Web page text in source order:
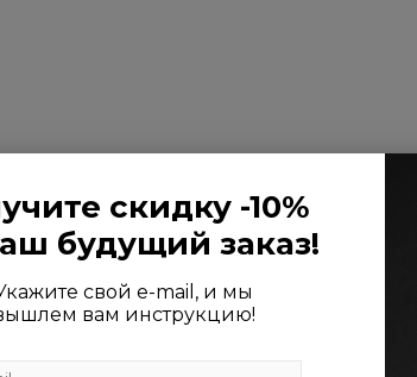
скидку -10%
будущий заказ!
свой e-mail, и мы
вам инструкцию!